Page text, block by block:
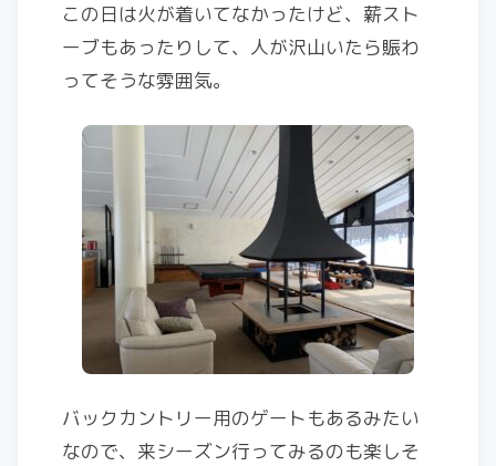
この日は火が着いてなかったけど、薪スト
ーブもあったりして、人が沢山いたら賑わ
ってそうな雰囲気。
バックカントリー用のゲートもあるみたい
なので、来シーズン行ってみるのも楽しそ